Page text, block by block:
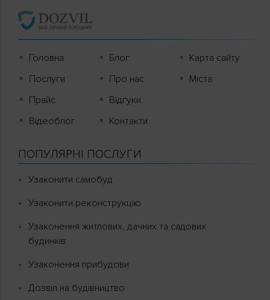
Головна
Послуги
Прайс
Вiдеоблог
Блог
Про нас
Відгуки
Контакти
Карта сайту
Міста
ПОПУЛЯРНІ ПОСЛУГИ
Узаконити самобуд
Узаконити реконструкцію
Узаконення житлових, дачних та садових
будинків
Узаконення прибудови
Дозвіл на будівництво